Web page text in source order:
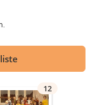
12